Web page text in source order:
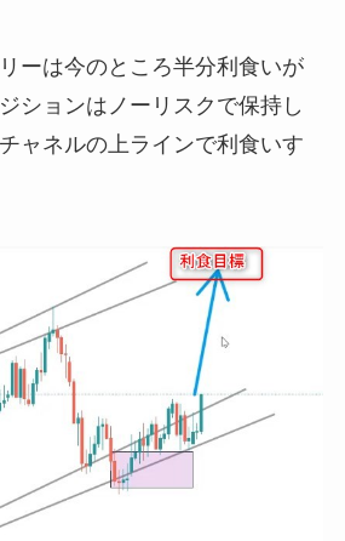
ーは今のところ半分利食いが
ションはノーリスクで保持し
ャネルの上ラインで利食いす